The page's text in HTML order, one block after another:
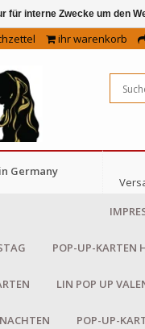
ihr warenkorb
Germany
POP-UP-KARTEN
LIN POP UP
POP-UP-
für interne Zwecke um den